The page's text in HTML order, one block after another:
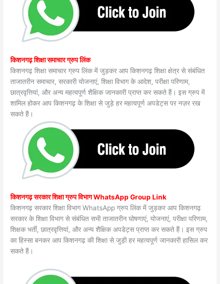
किशनगढ़ शिक्षा समाचार ग्रुप लिंक
किशनगढ़ शिक्षा समाचार ग्रुप लिंक में जुड़कर आप किशनगढ़ शिक्षा क्षेत्र से संबंधित
ताजातरीन समाचार, सरकारी योजनाएं, शिक्षा विभाग के आदेश, परीक्षा परिणाम,
छात्रवृत्तियां, और अन्य महत्वपूर्ण शैक्षिक जानकारी प्राप्त कर सकते हैं। इस ग्रुप में
शामिल होकर आप किशनगढ़ के शिक्षा से जुड़े हर महत्वपूर्ण अपडेट्स पर नज़र रख
सकते हैं।
किशनगढ़ सरकार शिक्षा ग्रुप विभाग WhatsApp Group Link
किशनगढ़ सरकार शिक्षा विभाग WhatsApp ग्रुप लिंक में जुड़कर आप किशनगढ़
सरकार के शिक्षा विभाग से संबंधित सभी ताजातरीन घोषणाएं, योजनाएं, परीक्षा परिणाम,
शिक्षक भर्ती, छात्रवृत्तियां, और अन्य शैक्षिक अपडेट्स प्राप्त कर सकते हैं। इस ग्रुप
का हिस्सा बनकर आप किशनगढ़ की शिक्षा से जुड़ी हर महत्वपूर्ण जानकारी हासिल कर
सकते हैं।